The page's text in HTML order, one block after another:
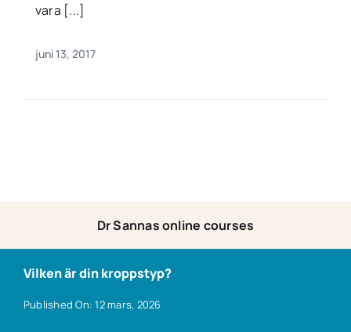
vara [...]
juni 13, 2017
Dr Sannas online courses
Vilken är din kroppstyp?
Published On: 12 mars, 2026